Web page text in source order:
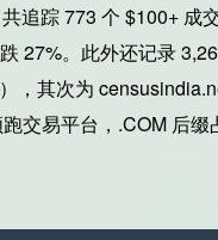
共追踪 773 个 $100+
27%。此外还记录
，其次为
交易平台，.COM 后缀